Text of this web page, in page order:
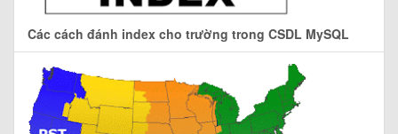
Các cách đánh index cho trường trong CSDL MySQL